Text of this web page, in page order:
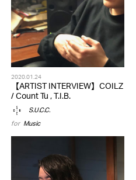
2020.01.24
【ARTIST INTERVIEW】COILZ
/ Count Tu , T.I.B.
S.U.C.C.
for Music